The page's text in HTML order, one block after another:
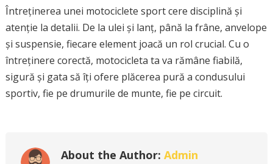
Întreținerea unei motociclete sport cere disciplină și
atenție la detalii. De la ulei și lanț, până la frâne, anvelope
și suspensie, fiecare element joacă un rol crucial. Cu o
întreținere corectă, motocicleta ta va rămâne fiabilă,
sigură și gata să îți ofere plăcerea pură a condusului
sportiv, fie pe drumurile de munte, fie pe circuit.
About the Author: Admin